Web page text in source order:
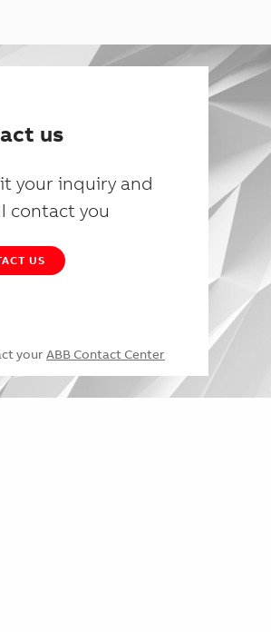
us
your inquiry and
contact you
US
your ABB Contact Center